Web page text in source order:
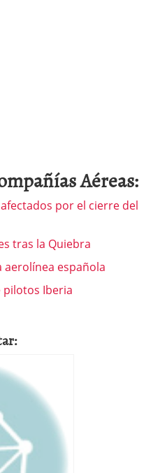
Aéreas:
por el cierre del
tras la Quiebra
aerolínea española
pilotos Iberia